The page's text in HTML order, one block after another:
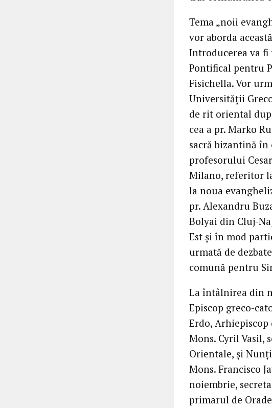
Tema „noii
vor aborda
Introducerea va
Pontifical pentru
Fisichella. Vor
Universităţii
de rit oriental
cea a pr. Marko
sacră bizantină
profesorului
Milano, referitor
la noua
pr. Alexandru
Bolyai din Cluj-
Est şi în mod
urmată de
comună pentru
La întâlnirea din
Episcop greco-
Erdo, Arhiepiscop
Mons. Cyril Vasil,
Orientale, şi
Mons. Francisco
noiembrie,
primarul de